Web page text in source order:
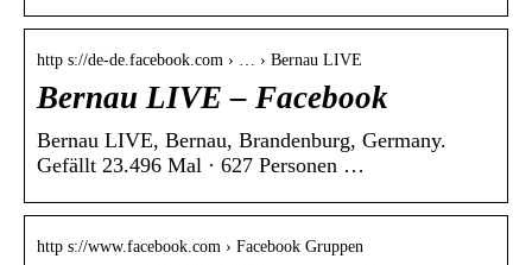
http s://de-de.facebook.com › … › Bernau LIVE
Bernau LIVE – Facebook
Bernau LIVE, Bernau, Brandenburg, Germany.
Gefällt 23.496 Mal · 627 Personen …
http s://www.facebook.com › Facebook Gruppen